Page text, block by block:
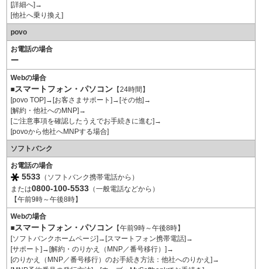
[詳細へ]→
[他社へ乗り換え]
povo
お電話の場合
ー
Webの場合
■スマートフォン・パソコン 【24時間】
[povo TOP]→[お客さまサポート]→[その他]→
[解約・他社へのMNP]→
[ご注意事項を確認したうえでお手続きに進む]→
[povoから他社へMNPする場合]
ソフトバンク
お電話の場合
5533 （ソフトバンク携帯電話から）
または0800-100-5533 （一般電話などから）
【午前9時～午後8時】
Webの場合
■スマートフォン・パソコン 【午前9時～午後8時】
[ソフトバンクホームページ]→[スマートフォン携帯電話]→
[サポート]→[解約・のりかえ（MNP／番号移行）]→
[のりかえ（MNP／番号移行）のお手続き方法：他社へのりかえ]→